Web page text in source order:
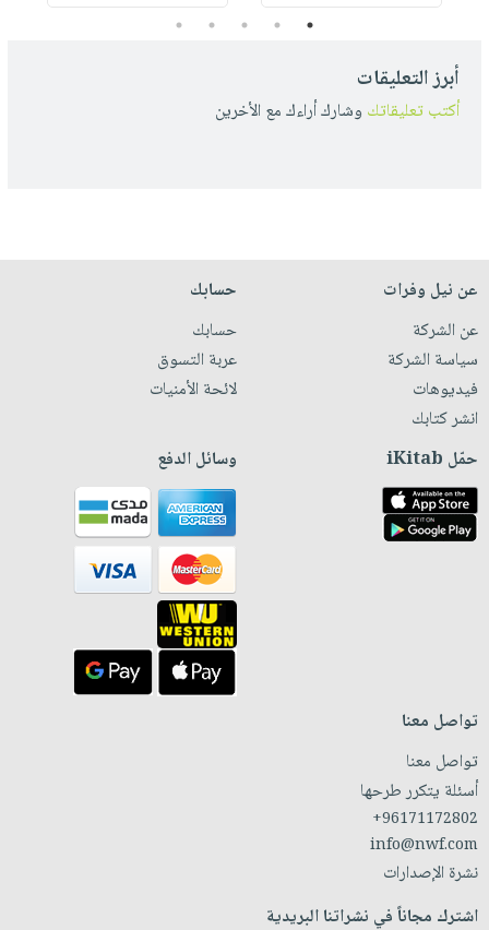
1
2
3
4
5
أبرز التعليقات
أكتب تعليقاتك وشارك أراءك مع الأخرين
عن نيل وفرات
عن الشركة
سياسة الشركة
فيديوهات
انشر كتابك
حسابك
حسابك
عربة التسوق
لائحة الأمنيات
حمّل iKitab وسائل الدفع
تواصل معنا
تواصل معنا
أسئلة يتكرر طرحها
+96171172802
info@nwf.com
نشرة الإصدارات
اشترك مجاناً في نشراتنا البريدية